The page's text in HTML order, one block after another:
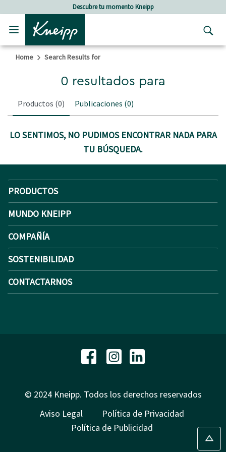
Skip to main content
Skip to footer contentDescubre tu momento Kneipp
Home Search Results for
0 resultados para
Productos (0) Publicaciones (0)
LO SENTIMOS, NO PUDIMOS ENCONTRAR NADA PARA
TU BÚSQUEDA.
PRODUCTOS
MUNDO KNEIPP
COMPAÑÍA
SOSTENIBILIDAD
CONTACTARNOS
© 2024 Kneipp. Todos los derechos reservados
Aviso Legal
Política de Privacidad
Política de Publicidad